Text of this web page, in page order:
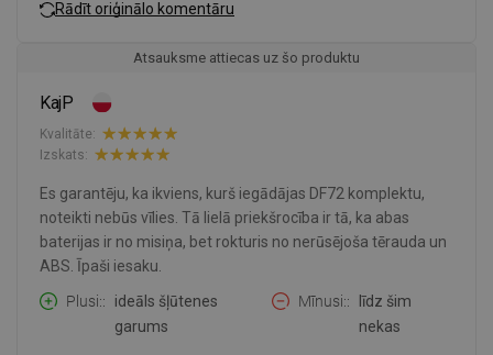
Rādīt oriģinālo komentāru
Atsauksme attiecas uz šo produktu
KajP
Kvalitāte:
Izskats:
Es garantēju, ka ikviens, kurš iegādājas DF72 komplektu,
noteikti nebūs vīlies. Tā lielā priekšrocība ir tā, ka abas
baterijas ir no misiņa, bet rokturis no nerūsējoša tērauda un
ABS. Īpaši iesaku.
Plusi:
ideāls šļūtenes
garums
Mīnusi:
līdz šim
nekas